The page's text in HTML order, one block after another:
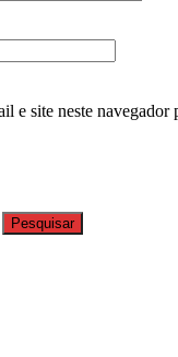
e site neste